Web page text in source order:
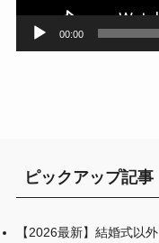
00:00
ピックアップ記事
【2026最新】結婚式以